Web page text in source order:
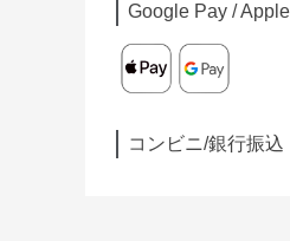
Google Pay /
コンビニ/銀行振込